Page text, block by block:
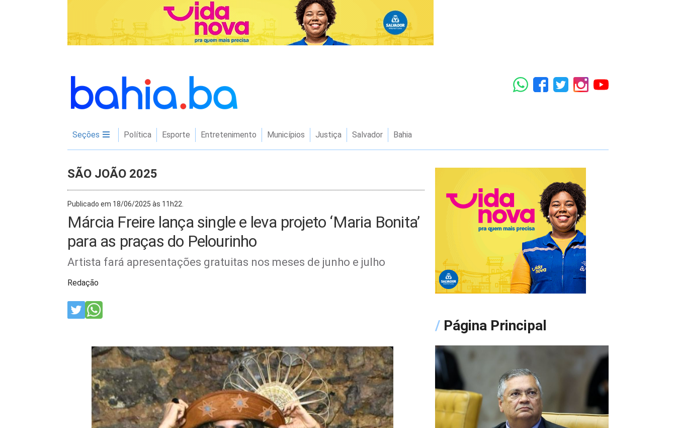
Seções Política Esporte Entretenimento Municípios Justiça Salvador Bahia
SÃO JOÃO 2025
Publicado em 18/06/2025 às 11h22.
Márcia Freire lança single e leva projeto ‘Maria Bonita’
para as praças do Pelourinho
Artista fará apresentações gratuitas nos meses de junho e julho
Redação
/ Página Principal